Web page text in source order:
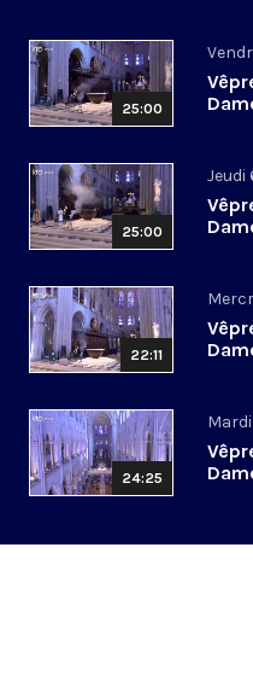
25:00
25:00
Jeudi
22:11
24:25